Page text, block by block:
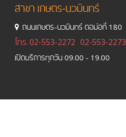
สาขา เกษตร-นวมินทร์
ถนนเกษตร-นวมินทร์ ตอม่อที่ 180
โทร. 02-553-2272 02-553-2273
เปิดบริการทุกวัน 09.00 - 19.00